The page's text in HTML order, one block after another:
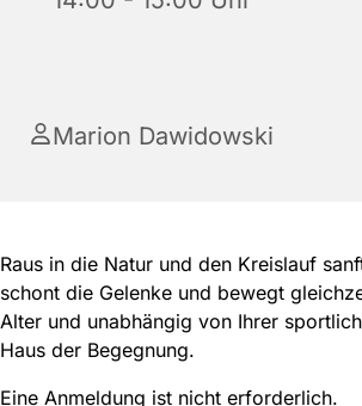
Marion Dawidowski
Raus in die Natur und den Kreislauf
schont die Gelenke und bewegt
Alter und unabhängig von Ihrer
Haus der Begegnung.
Eine Anmeldung ist nicht erforderlich.